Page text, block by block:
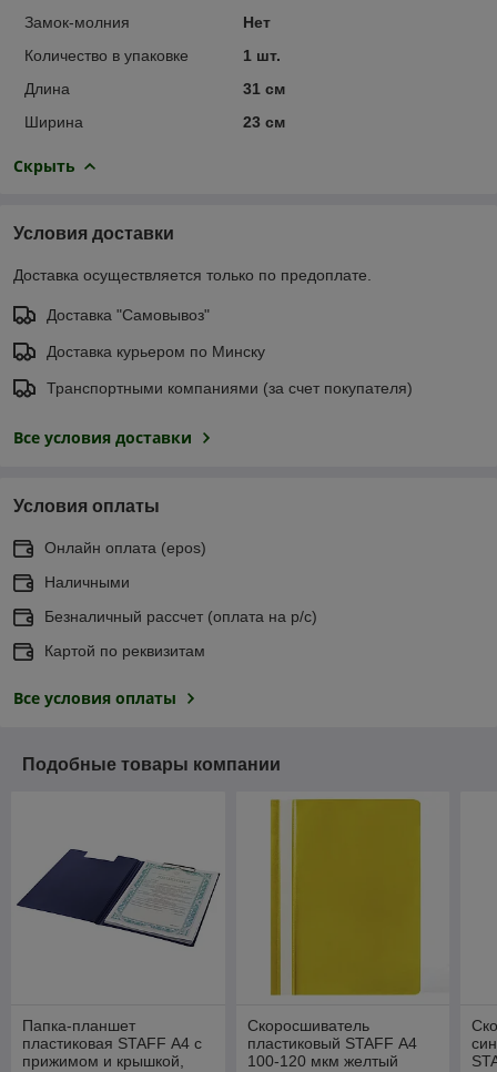
Замок-молния
Нет
Количество в упаковке
1 шт.
Длина
31 см
Ширина
23 см
Скрыть
Условия доставки
Доставка осуществляется только по предоплате.
Доставка "Самовывоз"
Доставка курьером по Минску
Транспортными компаниями (за счет покупателя)
Все условия доставки
Условия оплаты
Онлайн оплата (еpos)
Наличными
Безналичный рассчет (оплата на р/с)
Картой по реквизитам
Все условия оплаты
Подобные товары компании
Папка-планшет
пластиковая STAFF А4 с
прижимом и крышкой,
Скоросшиватель
пластиковый STAFF А4
100-120 мкм желтый